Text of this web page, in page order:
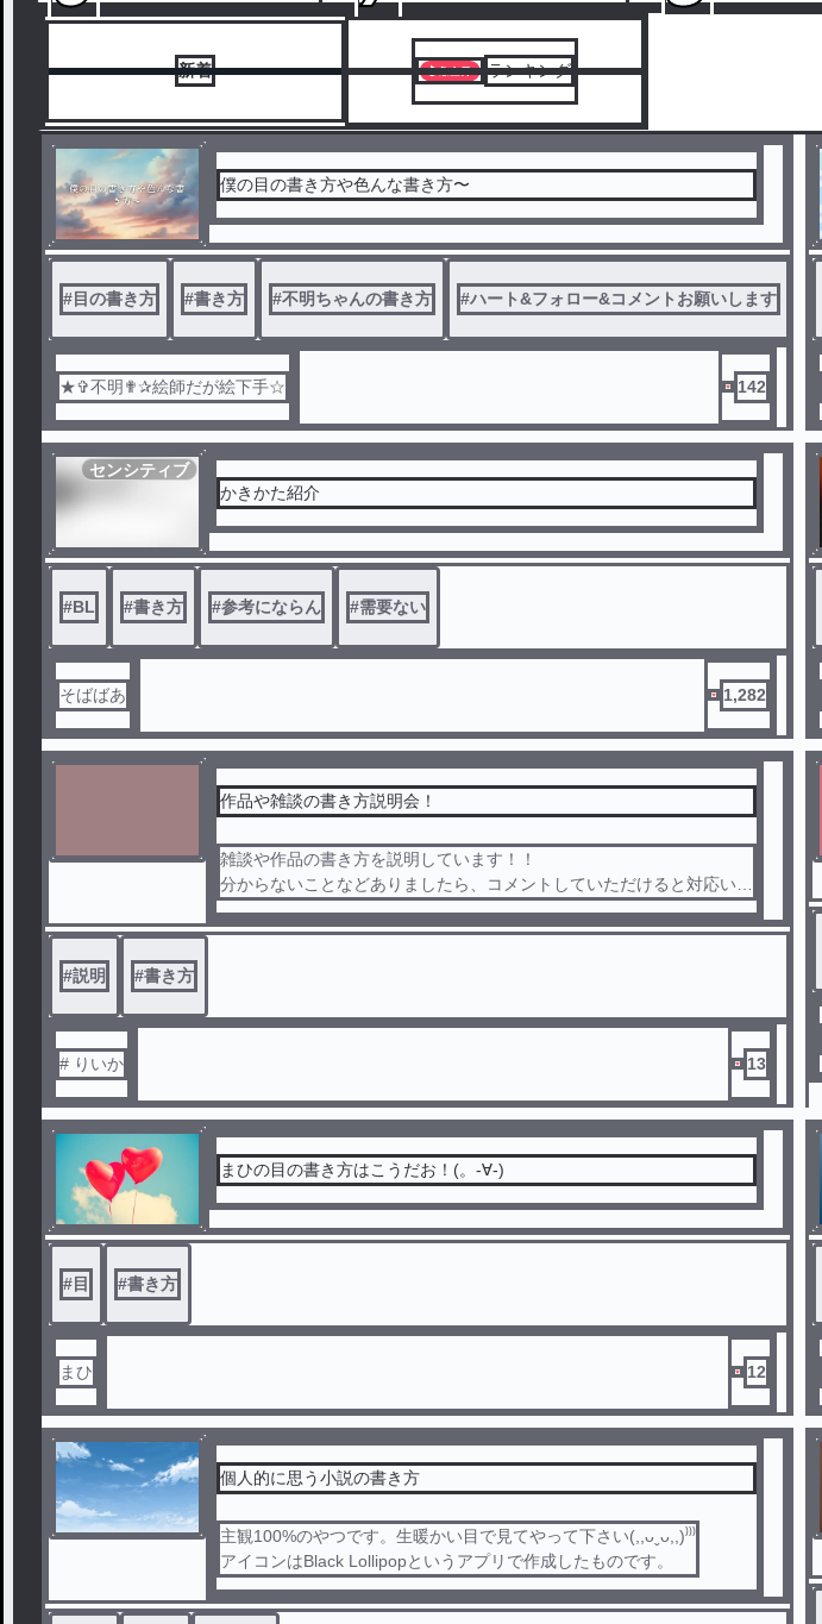
新着 ランキング
僕の目の書き方や色んな書き方〜
#目の書き方 #書き方 #不明ちゃんの書き方 #ハート&フォロー&コメントお願いします
★✞不明✟✰絵師だが絵下手☆ 142
センシティブ
かきかた紹介
#BL #書き方 #参考にならん #需要ない
そばばあ 1,282
作品や雑談の書き方説明会！
雑談や作品の書き方を説明しています！！
分からないことなどありましたら、コメントしていただけると対応いた
します🙌🏻
#説明 #書き方
# りいか 13
まひの目の書き方はこうだお！(。-∀-)
#目 #書き方
まひ 12
個人的に思う小説の書き方
主観100%のやつです。生暖かい目で見てやって下さい(,,ᴗˬᴗ,,)⁾⁾⁾
アイコンはBlack Lollipopというアプリで作成したものです。